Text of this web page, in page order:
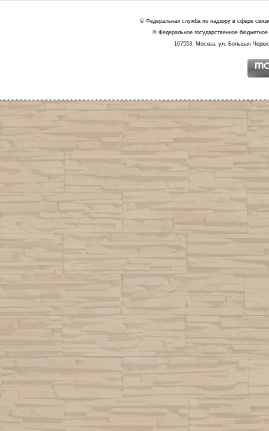
© Федеральная служба по надзору в сфере
© Федеральное государственное
107553, Москва, ул. Большая